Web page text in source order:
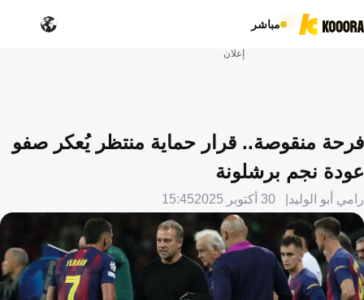
مباشر
إعلان
فرحة منقوصة.. قرار حماية منتظر يُعكر صفو
عودة نجم برشلونة
رامي أبو الوليد 30 أكتوبر 2025 15:45